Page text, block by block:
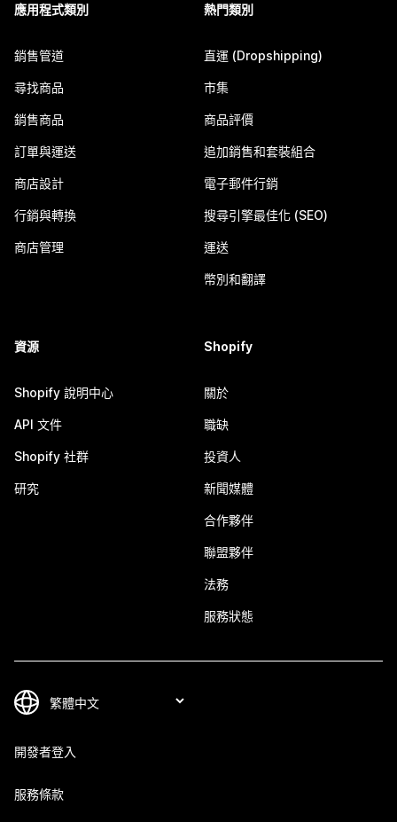
應用程式類別
銷售管道
尋找商品
銷售商品
訂單與運送
商店設計
行銷與轉換
商店管理
熱門類別
直運 (Dropshipping)
市集
商品評價
追加銷售和套裝組合
電子郵件行銷
搜尋引擎最佳化 (SEO)
運送
幣別和翻譯
資源
Shopify 說明中心
API 文件
Shopify 社群
研究
Shopify
關於
職缺
投資人
新聞媒體
合作夥伴
聯盟夥伴
法務
服務狀態
開發者登入
服務條款